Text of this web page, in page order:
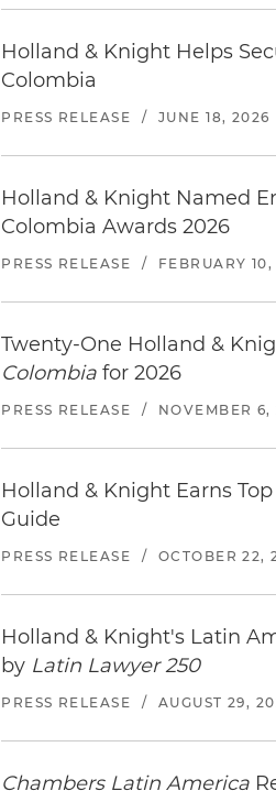
Holland & Knight Helps
Colombia
PRESS RELEASE / JUNE 18, 2026
Holland & Knight Named
Colombia Awards 2026
PRESS RELEASE / FEBRUARY
Twenty-One Holland &
Colombia for 2026
PRESS RELEASE / NOVEMBER 6,
Holland & Knight Earns
Guide
PRESS RELEASE / OCTOBER 22,
Holland & Knight's Latin
by Latin Lawyer 250
PRESS RELEASE / AUGUST 29,
Chambers Latin America